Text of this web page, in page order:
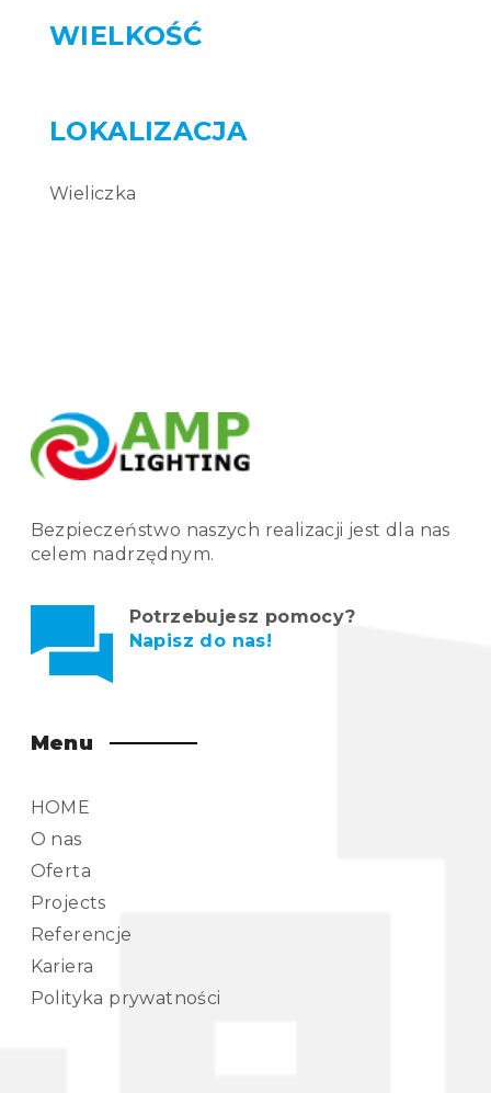
Wieliczka
Bezpieczeństwo naszych realizacji jest dla nas
celem nadrzędnym.
Potrzebujesz pomocy?
Napisz do nas!
Menu
HOME
O nas
Oferta
Projects
Referencje
Kariera
Polityka prywatności